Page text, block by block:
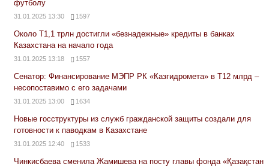
футболу
31.01.2025 13:30 1597
Около Т1,1 трлн достигли «безнадежные» кредиты в банках
Казахстана на начало года
31.01.2025 13:18 1557
Сенатор: Финансирование МЭПР РК «Казгидромета» в Т12 млрд –
несопоставимо с его задачами
31.01.2025 13:00 1634
Новые госструктуры из служб гражданской защиты создали для
готовности к паводкам в Казахстане
31.01.2025 12:40 1533
Чинкисбаева сменила Жамишева на посту главы фонда «Қазақстан